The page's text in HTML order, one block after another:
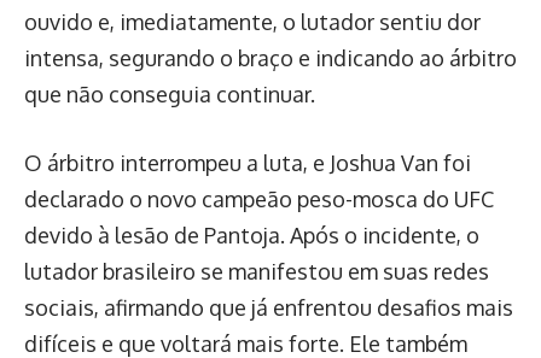
ouvido e, imediatamente, o lutador sentiu dor
intensa, segurando o braço e indicando ao árbitro
que não conseguia continuar.
O árbitro interrompeu a luta, e Joshua Van foi
declarado o novo campeão peso-mosca do UFC
devido à lesão de Pantoja. Após o incidente, o
lutador brasileiro se manifestou em suas redes
sociais, afirmando que já enfrentou desafios mais
difíceis e que voltará mais forte. Ele também